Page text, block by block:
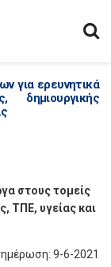
για ερευνητικά
δημιουργικής
στους τομείς
ΤΠΕ, υγείας και
9-6-2021